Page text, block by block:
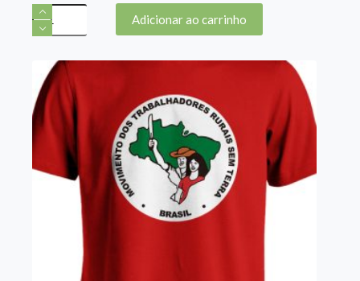
Camiseta
Preta
MST
quantidade
Adicionar ao carrinho